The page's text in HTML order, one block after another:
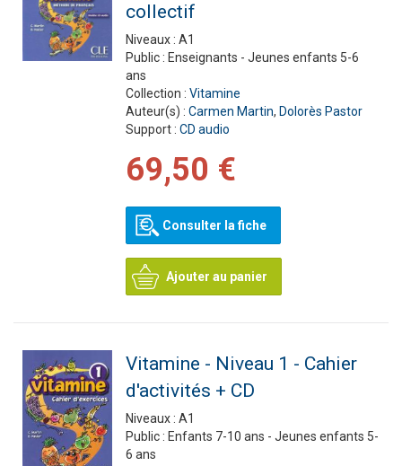
collectif
Niveaux : A1
Public : Enseignants - Jeunes enfants 5-6
ans
Collection : Vitamine
Auteur(s) : Carmen Martin, Dolorès Pastor
Support : CD audio
69,50 €
Consulter la fiche
Ajouter au panier
Vitamine - Niveau 1 - Cahier
d'activités + CD
Niveaux : A1
Public : Enfants 7-10 ans - Jeunes enfants 5-
6 ans